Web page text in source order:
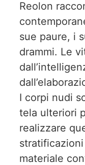
Reolon
sue paure, i
drammi. Le
I corpi nudi
tela ulteriori
realizzare
materiale